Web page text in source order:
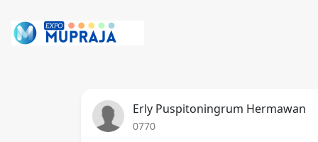
Erly Puspitoningrum Hermawan
0770